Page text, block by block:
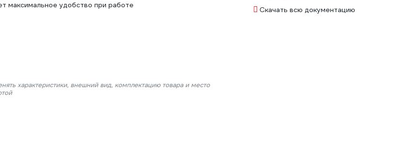
максимальное удобство при работе
характеристики, внешний вид, комплектацию товара и место
Скачать всю документацию